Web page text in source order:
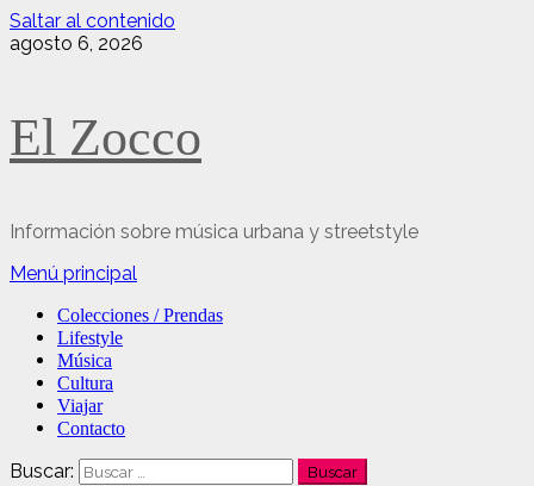
Saltar al contenido
agosto 6, 2026
El Zocco
Información sobre música urbana y streetstyle
Menú principal
Colecciones / Prendas
Lifestyle
Música
Cultura
Viajar
Contacto
Buscar: